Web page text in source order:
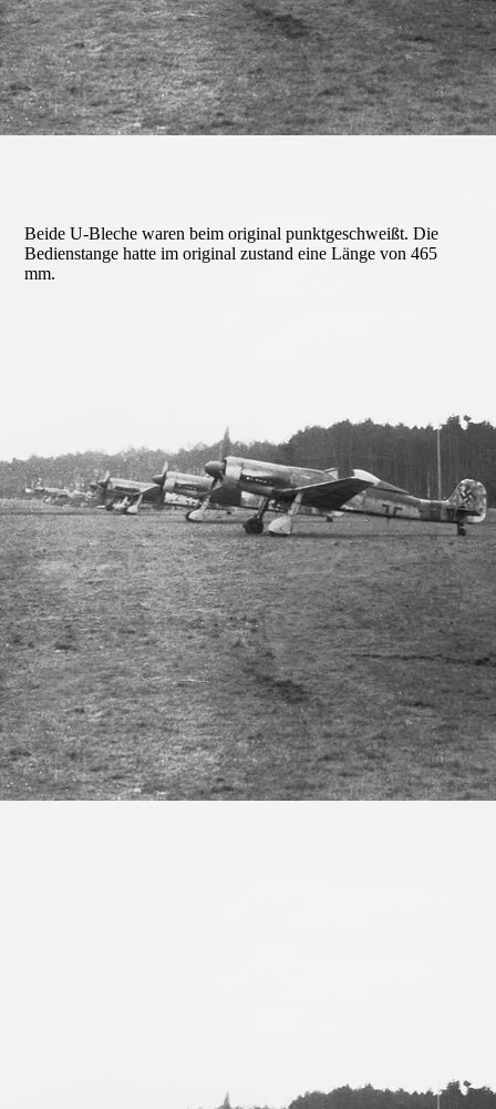
Beide U-Bleche waren beim original punktgeschweißt. Die
Bedienstange hatte im original zustand eine Länge von 465
mm.
Bild 1